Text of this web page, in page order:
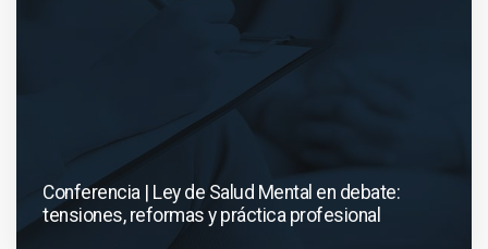
Conferencia | Ley de Salud Mental en debate:
tensiones, reformas y práctica profesional